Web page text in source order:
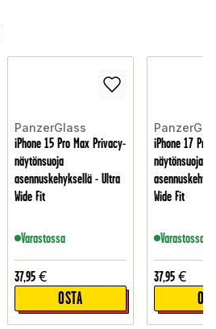
PanzerGlass
iPhone 15 Pro Max Privacy-
näytönsuoja
asennuskehyksellä - Ultra
Wide Fit
Varastossa
37,95 €
OSTA
iPhone 17
näytönsuoja
Wide Fit
Varastossa
37,95 €